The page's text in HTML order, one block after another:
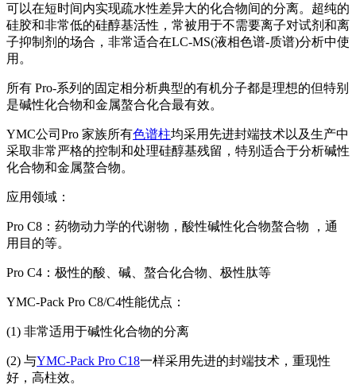
可以在短时间内实现疏水性差异大的化合物间的分离。超纯的
硅胶和非常低的硅醇基活性，常被用于不需要离子对试剂和离
子抑制剂的场合，非常适合在LC-MS(液相色谱-质谱)分析中使
用。
所有 Pro-系列的固定相分析典型的有机分子都是理想的但特别
是碱性化合物和金属螯合化合最有效。
YMC公司Pro 家族所有色谱柱均采用先进封端技术以及生产中
采取非常严格的控制和处理硅醇基残留，特别适合于分析碱性
化合物和金属螯合物。
应用领域：
Pro C8：药物动力学的代谢物，酸性碱性化合物螯合物 ，通
用目的等。
Pro C4：极性的酸、碱、螯合化合物、极性肽等
YMC-Pack Pro C8/C4性能优点：
(1) 非常适用于碱性化合物的分离
(2) 与YMC-Pack Pro C18一样采用先进的封端技术，重现性
好，高柱效。